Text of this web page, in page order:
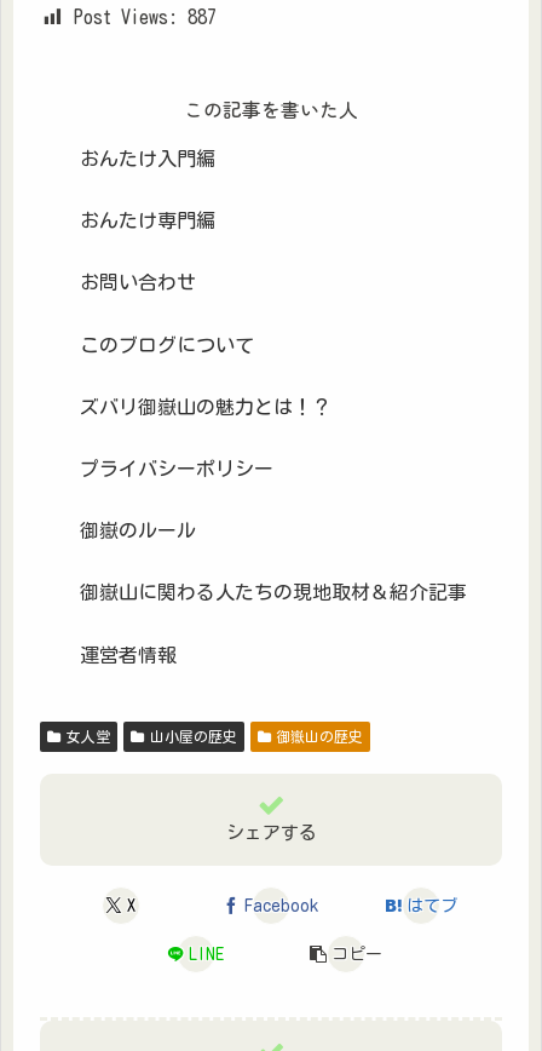
Post Views: 887
この記事を書いた人
おんたけ入門編
おんたけ専門編
お問い合わせ
このブログについて
ズバリ御嶽山の魅力とは！？
プライバシーポリシー
御嶽のルール
御嶽山に関わる人たちの現地取材＆紹介記事
運営者情報
女人堂 山小屋の歴史 御嶽山の歴史
シェアする
X Facebook はてブ
LINE コピー